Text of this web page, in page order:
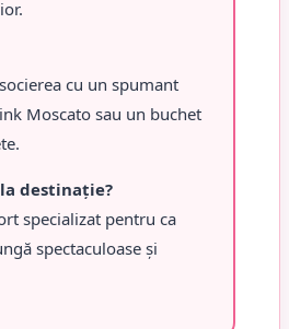
cu un spumant
Moscato sau un buchet
destinație?
specializat pentru ca
spectaculoase și